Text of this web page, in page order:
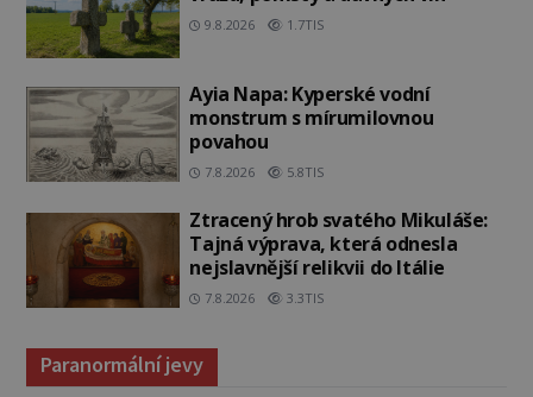
9.8.2026 1.7TIS
Ayia Napa: Kyperské vodní
monstrum s mírumilovnou
povahou
7.8.2026 5.8TIS
Ztracený hrob svatého Mikuláše:
Tajná výprava, která odnesla
nejslavnější relikvii do Itálie
7.8.2026 3.3TIS
Paranormální jevy